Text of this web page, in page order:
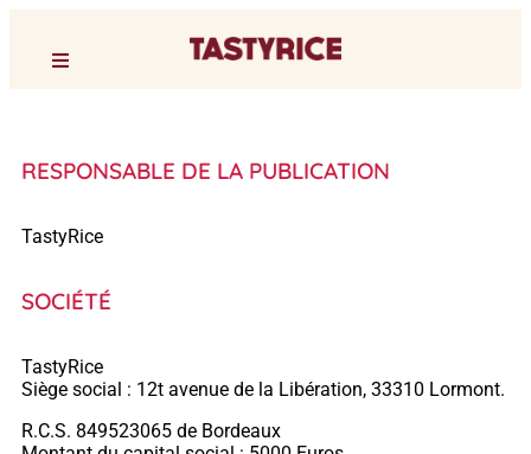
RESPONSABLE DE LA PUBLICATION
TastyRice
SOCIÉTÉ
TastyRice
Siège social : 12t avenue de la Libération, 33310 Lormont.
R.C.S. 849523065 de Bordeaux